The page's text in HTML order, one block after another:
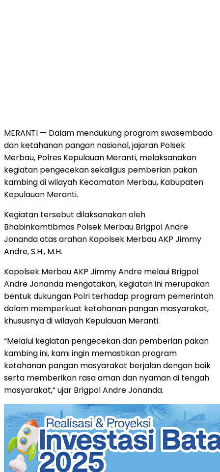
MERANTI — Dalam mendukung program swasembada
dan ketahanan pangan nasional, jajaran Polsek
Merbau, Polres Kepulauan Meranti, melaksanakan
kegiatan pengecekan sekaligus pemberian pakan
kambing di wilayah Kecamatan Merbau, Kabupaten
Kepulauan Meranti.
Kegiatan tersebut dilaksanakan oleh
Bhabinkamtibmas Polsek Merbau Brigpol Andre
Jonanda atas arahan Kapolsek Merbau AKP Jimmy
Andre, S.H., M.H.
Kapolsek Merbau AKP Jimmy Andre melaui Brigpol
Andre Jonanda mengatakan, kegiatan ini merupakan
bentuk dukungan Polri terhadap program pemerintah
dalam memperkuat ketahanan pangan masyarakat,
khususnya di wilayah Kepulauan Meranti.
“Melalui kegiatan pengecekan dan pemberian pakan
kambing ini, kami ingin memastikan program
ketahanan pangan masyarakat berjalan dengan baik
serta memberikan rasa aman dan nyaman di tengah
masyarakat,” ujar Brigpol Andre Jonanda.